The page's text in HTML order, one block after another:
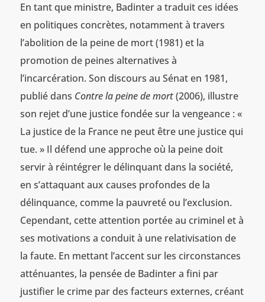
En tant que ministre, Badinter a traduit ces idées
en politiques concrètes, notamment à travers
l’abolition de la peine de mort (1981) et la
promotion de peines alternatives à
l’incarcération. Son discours au Sénat en 1981,
publié dans Contre la peine de mort(2006), illustre
son rejet d’une justice fondée sur la vengeance : «
La justice de la France ne peut être une justice qui
tue. » Il défend une approche où la peine doit
servir à réintégrer le délinquant dans la société,
en s’attaquant aux causes profondes de la
délinquance, comme la pauvreté ou l’exclusion.
Cependant, cette attention portée au criminel et à
ses motivations a conduit à une relativisation de
la faute. En mettant l’accent sur les circonstances
atténuantes, la pensée de Badinter a fini par
justifier le crime par des facteurs externes, créant